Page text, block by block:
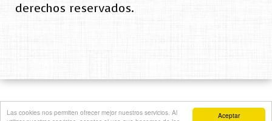
Aceptar
Las cookies nos permiten ofrecer mejor nuestros servicios. Al
derechos reservados.